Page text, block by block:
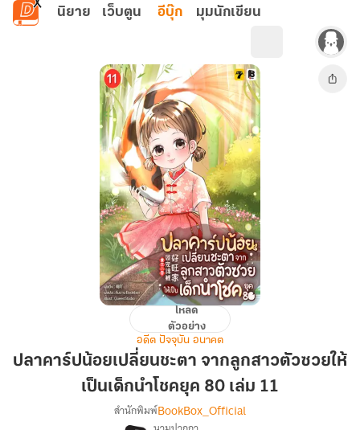
ข้ามไปยังเนื้อหาหลัก
นิยาย เว็บตูน อีบุ๊ก มุมนักเขียน
ปน้อย
เปลี่ยน
ชะตา
จาก
โหลด
ตัวอย่าง
อดีต ปัจจุบัน อนาคต
ปลาคาร์ปน้อยเปลี่ยนชะตา จากลูกสาวตัวซวยให้
เป็นเด็กนำโชคยุค 80 เล่ม 11
สำนักพิมพ์BookBox_Official